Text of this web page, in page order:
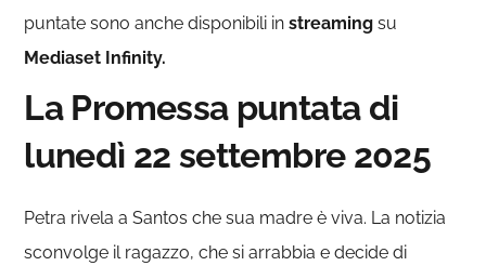
puntate sono anche disponibili instreaming su
Mediaset Infinity.
La Promessa puntata di
lunedì 22 settembre 2025
Petra rivela a Santos che sua madre è viva. La notizia
sconvolge il ragazzo, che si arrabbia e decide di